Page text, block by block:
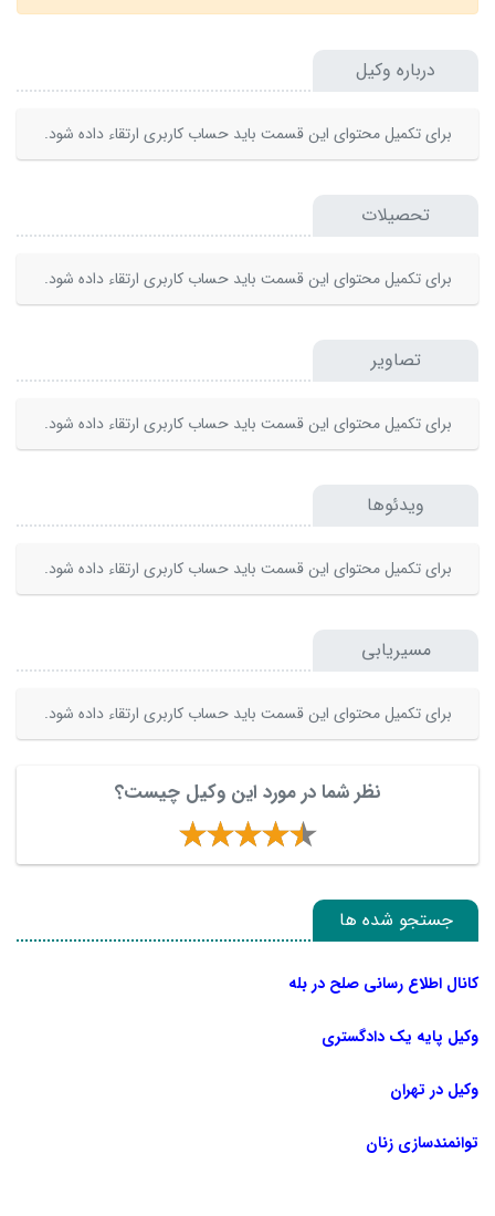
درباره وکیل
برای تکمیل محتوای این قسمت باید حساب کاربری ارتقاء داده شود.
تحصیلات
برای تکمیل محتوای این قسمت باید حساب کاربری ارتقاء داده شود.
تصاویر
برای تکمیل محتوای این قسمت باید حساب کاربری ارتقاء داده شود.
ویدئوها
برای تکمیل محتوای این قسمت باید حساب کاربری ارتقاء داده شود.
مسیریابی
برای تکمیل محتوای این قسمت باید حساب کاربری ارتقاء داده شود.
نظر شما در مورد این وکیل چیست؟
جستجو شده ها
کانال اطلاع رسانی صلح در بله
وکیل پایه یک دادگستری
وکیل در تهران
توانمندسازی زنان